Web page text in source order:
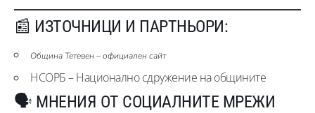
📰 ИЗТОЧНИЦИ И ПАРТНЬОРИ:
Община Тетевен – официален сайт
НСОРБ – Национално сдружение на общините
🗣️ МНЕНИЯ ОТ СОЦИАЛНИТЕ МРЕЖИ